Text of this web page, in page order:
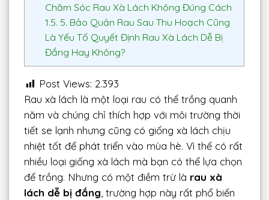
Chăm Sóc Rau Xà Lách Không Đúng Cách
1.5. 5. Bảo Quản Rau Sau Thu Hoạch Cũng
Là Yếu Tố Quyết Định Rau Xà Lách Dễ Bị
Đắng Hay Không?
Post Views: 2.393
Rau xà lách là một loại rau có thể trồng quanh
năm và chúng chỉ thích hợp với môi trường thời
tiết se lạnh nhưng cũng có giống xà lách chịu
nhiệt tốt để phát triển vào mùa hè. Vì thế có rất
nhiều loại giống xà lách mà bạn có thể lựa chọn
để trồng. Nhưng có một điềm trừ là rau xà
lách dễ bị đắng , trường hợp này rất phổ biến